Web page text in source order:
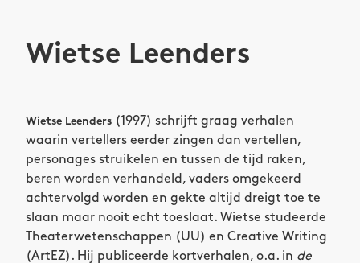
Wietse Leenders
Wietse Leenders (1997) schrijft graag verhalen
waarin vertellers eerder zingen dan vertellen,
personages struikelen en tussen de tijd raken,
beren worden verhandeld, vaders omgekeerd
achtervolgd worden en gekte altijd dreigt toe te
slaan maar nooit echt toeslaat. Wietse studeerde
Theaterwetenschappen (UU) en Creative Writing
(ArtEZ). Hij publiceerde kortverhalen, o.a. in de